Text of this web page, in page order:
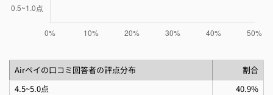
Airペイの口コミ回答者の評点分布
割合
4.5~5.0点
40.9%